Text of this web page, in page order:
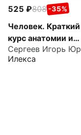
525 808 -35%
Человек. Краткий
курс анатомии и
физиологии
Илекса